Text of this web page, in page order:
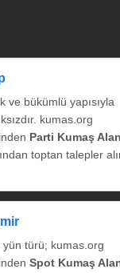
ve bükümlü yapısıyla
kumas.org
Parti Kumaş
toptan talepler
yün türü; kumas.org
Spot Kumaş